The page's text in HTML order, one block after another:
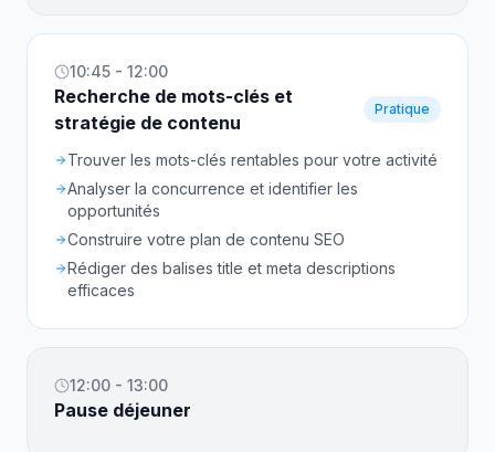
10:45 - 12:00
Recherche de mots-clés et
stratégie de contenu
Pratique
Trouver les mots-clés rentables pour votre activité
Analyser la concurrence et identifier les
opportunités
Construire votre plan de contenu SEO
Rédiger des balises title et meta descriptions
efficaces
12:00 - 13:00
Pause déjeuner